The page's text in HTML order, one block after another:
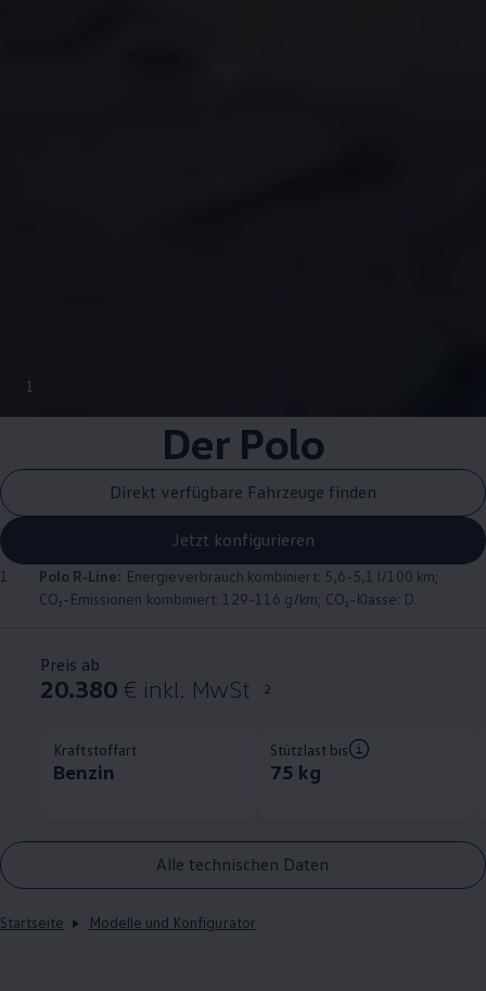
1
Der Polo
Direkt verfügbare Fahrzeuge finden
Jetzt konfigurieren
1. Polo R‑Line: Energieverbrauch kombiniert: 5,6-5,1 l/100 km;
CO₂-Emissionen kombiniert: 129-116 g/km; CO₂-Klasse: D.
Preis ab
20.380 € inkl. MwSt 2
Kraftstoffart
Benzin
Stützlast bis
75 kg
Alle technischen Daten
Startseite Modelle und Konfigurator